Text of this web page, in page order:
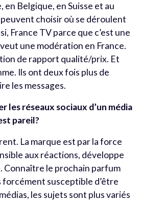
en Belgique, en Suisse et au
choisir où se déroulent
France TV parce que c’est une
une modération en France.
de rapport qualité/prix. Et
Ils ont deux fois plus de
les messages.
les réseaux sociaux d’un média
pareil?
La marque est par la force
aux réactions, développe
Connaître le prochain parfum
forcément susceptible d’être
les sujets sont plus variés